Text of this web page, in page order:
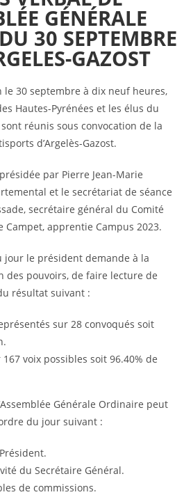
GÉNÉRALE
30 SEPTEMBRE
GAZOST
le 30 septembre à dix neuf heures,
Hautes-Pyrénées et les élus du
réunis sous convocation de la
d’Argelès-Gazost.
par Pierre Jean-Marie
et le secrétariat de séance
secrétaire général du Comité
apprentie Campus 2023.
jour le président demande à la
des pouvoirs, de faire lecture de
résultat suivant :
sur 28 convoqués soit
voix possibles soit 96.40% de
Générale Ordinaire peut
du jour suivant :
du Secrétaire Général.
de commissions.